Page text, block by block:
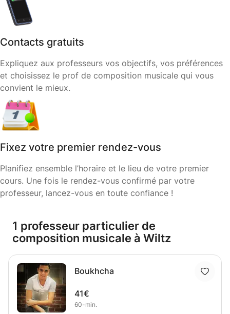
Contacts gratuits
Expliquez aux professeurs vos objectifs, vos préférences
et choisissez le prof de composition musicale qui vous
convient le mieux.
Fixez votre premier rendez-vous
Planifiez ensemble l’horaire et le lieu de votre premier
cours. Une fois le rendez-vous confirmé par votre
professeur, lancez-vous en toute confiance !
1 professeur particulier de
composition musicale à Wiltz
Boukhcha
41€
60-min.